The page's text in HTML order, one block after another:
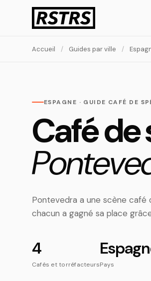
Accueil / Guides par ville /
ESPAGNE · GUIDE CAFÉ DE
Café
Pontevedra a une scène
chacun a gagné sa place
4
Cafés et torréfacteursPays